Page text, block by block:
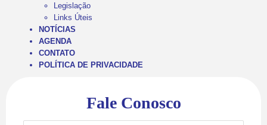
Legislação
Links Úteis
NOTÍCIAS
AGENDA
CONTATO
POLÍTICA DE PRIVACIDADE
Fale Conosco